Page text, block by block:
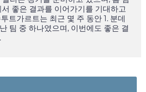
좋은 결과를 이어가기를 기대하고
트가르트는 최근 몇 주 동안 1. 분데
팀 중 하나였으며, 이번에도 좋은 결